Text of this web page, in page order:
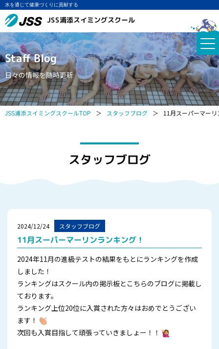
水を通じて健康づくりに貢献する
JSS浦添スイミングスクール
Staff Blog
日々の情報を随時更新
JSS浦添スイミングスクールTOP ＞ スタッフブログ ＞ 11月スーパーマー
スタッフブログ
2024/12/24 スタッフブログ
11月スーパーマーリンランキング！
2024年11月の進級テストの結果をもとにランキングを作成
しました！
ランキングはスクール内の掲示板とこちらのブログに掲載し
ております。
ランキング上位20位に入賞された方々はおめでとうござい
ます！
次回も入賞目指して頑張っていきましょー！！